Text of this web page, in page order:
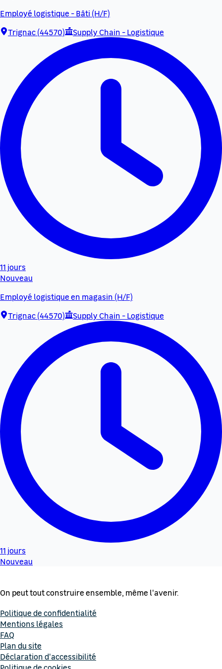
Employé logistique - Bâti (H/F)
Trignac (44570)
Supply Chain - Logistique
11 jours
Nouveau
Employé logistique en magasin (H/F)
Trignac (44570)
Supply Chain - Logistique
11 jours
Nouveau
On peut tout construire ensemble, même l'avenir.
Politique de confidentialité
Mentions légales
FAQ
Plan du site
Déclaration d'accessibilité